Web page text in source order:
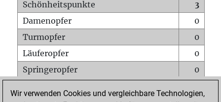
Schönheitspunkte
3
Damenopfer
0
Turmopfer
0
Läuferopfer
0
Springeropfer
0
Wir verwenden Cookies und vergleichbare Technologien,